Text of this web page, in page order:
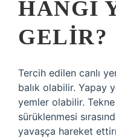
HANGI
GELIR?
Tercih edilen canlı
balık olabilir. Yapay
yemler olabilir.
sürüklenmesi
yavaşça hareket